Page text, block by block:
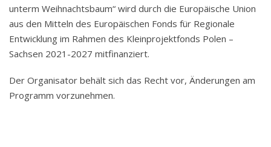
unterm Weihnachtsbaum“ wird durch die Europäische Union
aus den Mitteln des Europäischen Fonds für Regionale
Entwicklung im Rahmen des Kleinprojektfonds Polen –
Sachsen 2021-2027 mitfinanziert.
Der Organisator behält sich das Recht vor, Änderungen am
Programm vorzunehmen.